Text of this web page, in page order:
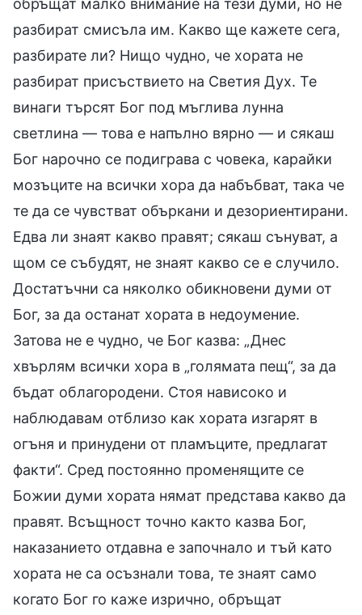
разбират смисъла им. Какво ще кажете сега,
разбирате ли? Нищо чудно, че хората не
разбират присъствието на Светия Дух. Те
винаги търсят Бог под мъглива лунна
светлина — това е напълно вярно — и сякаш
Бог нарочно се подиграва с човека, карайки
мозъците на всички хора да набъбват, така че
те да се чувстват объркани и дезориентирани.
Едва ли знаят какво правят; сякаш сънуват, а
щом се събудят, не знаят какво се е случило.
Достатъчни са няколко обикновени думи от
Бог, за да останат хората в недоумение.
Затова не е чудно, че Бог казва: „Днес
хвърлям всички хора в „голямата пещ“, за да
бъдат облагородени. Стоя нависоко и
наблюдавам отблизо как хората изгарят в
огъня и принудени от пламъците, предлагат
факти“. Сред постоянно променящите се
Божии думи хората нямат представа какво да
правят. Всъщност точно както казва Бог,
наказанието отдавна е започнало и тъй като
хората не са осъзнали това, те знаят само
когато Бог го каже изрично, обръщат